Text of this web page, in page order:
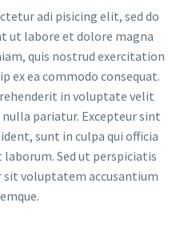
adi pisicing elit, sed do
ut labore et dolore magna
quis nostrud exercitation
ex ea commodo consequat.
in voluptate velit
pariatur. Excepteur sint
sunt in culpa qui officia
Sed ut perspiciatis
sit voluptatem accusantium